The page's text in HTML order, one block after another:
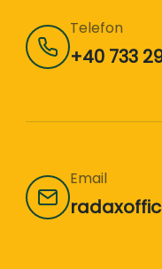
Telefon
+40 733
Email